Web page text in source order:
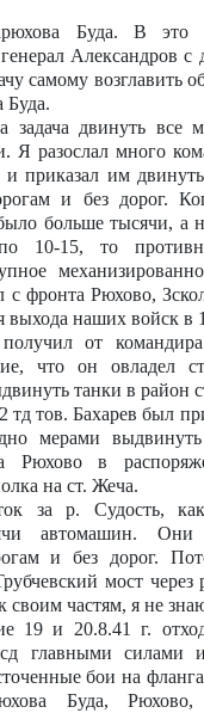
Буда. В это
Александров с
самому возглавить
Буда.
задача двинуть все
Я разослал много
и приказал им
и без дорог.
больше тысячи, а
10-15, то
с фронта Рюхово,
выхода наших войск в
от командира
что он овладел
танки в район
тд тов. Бахарев был
мерами
Рюхово в
на ст. Жеча.
за р. Судость,
автомашин.
и без дорог.
мост через
своим частям, я не
19 и 20.8.41 г.
главными силами и
бои на
Буда, Рюхово,